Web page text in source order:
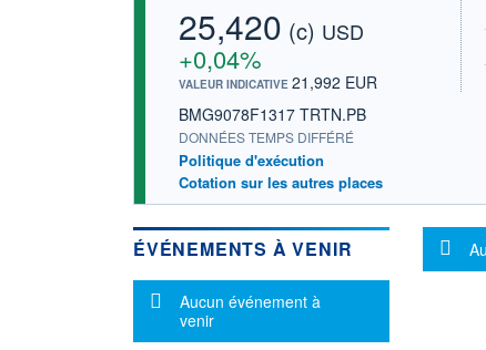
25,420 (c) USD
+0,04%
VALEUR INDICATIVE 21,992 EUR
BMG9078F1317 TRTN.PB
DONNÉES TEMPS DIFFÉRÉ
Politique d'exécution
Cotation sur les autres places
ÉVÉNEMENTS À VENIR
Message d'information
Aucun événement à
venir